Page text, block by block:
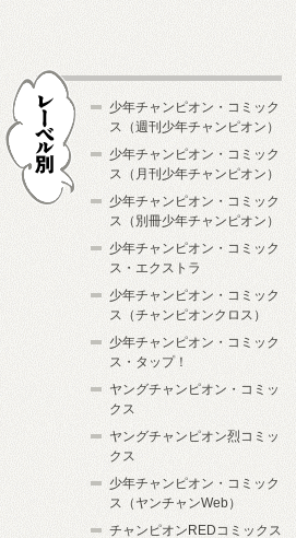
少年チャンピオン・コミック
ス（週刊少年チャンピオン）
少年チャンピオン・コミック
ス（月刊少年チャンピオン）
少年チャンピオン・コミック
ス（別冊少年チャンピオン）
少年チャンピオン・コミック
ス・エクストラ
少年チャンピオン・コミック
ス（チャンピオンクロス）
少年チャンピオン・コミック
ス・タップ！
ヤングチャンピオン・コミッ
クス
ヤングチャンピオン烈コミッ
クス
少年チャンピオン・コミック
ス（ヤンチャンWeb）
チャンピオンREDコミックス